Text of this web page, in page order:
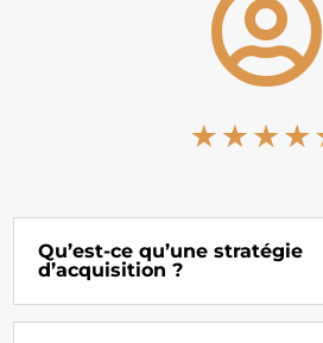

Qu’est-ce qu’une stratégie
d’acquisition ?